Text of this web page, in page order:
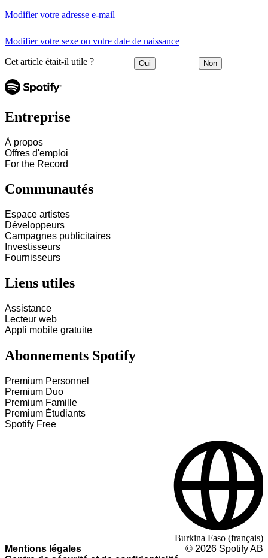
Modifier votre adresse e-mail
Modifier votre sexe ou votre date de naissance
Cet article était-il utile ? Oui Non
Entreprise
À propos
Offres d'emploi
For the Record
Communautés
Espace artistes
Développeurs
Campagnes publicitaires
Investisseurs
Fournisseurs
Liens utiles
Assistance
Lecteur web
Appli mobile gratuite
Abonnements Spotify
Premium Personnel
Premium Duo
Premium Famille
Premium Étudiants
Spotify Free
Mentions légales
© 2026 Spotify AB
Burkina Faso (français)